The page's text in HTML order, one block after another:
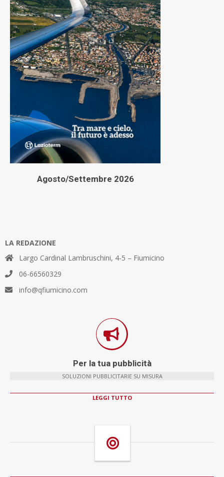
Agosto/Settembre 2026
LA REDAZIONE
Largo Cardinal Lambruschini, 4-5 – Fiumicino
06-66560329
info@qfiumicino.com
Per la tua pubblicità
SOLUZIONI PUBBLICITARIE SU MISURA
LEGGI TUTTO